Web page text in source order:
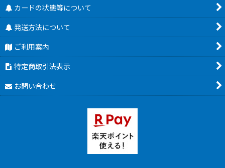
カードの状態等について
発送方法について
ご利用案内
特定商取引法表示
お問い合わせ